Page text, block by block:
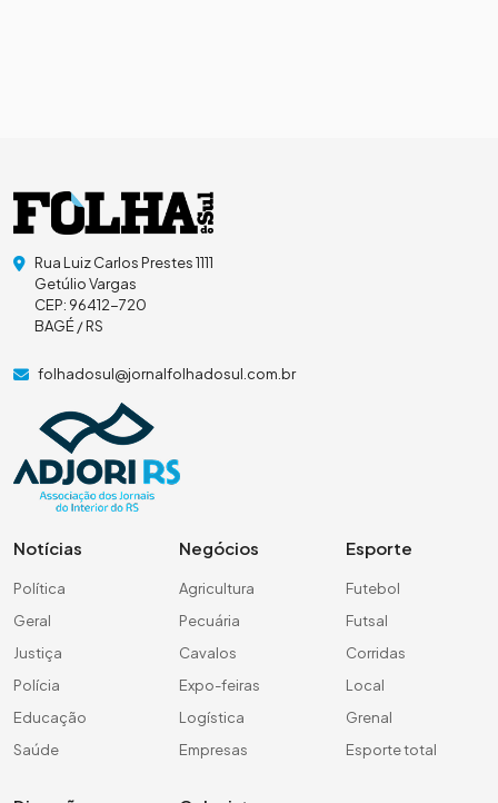
Rua Luiz Carlos Prestes 1111
Getúlio Vargas
CEP: 96412-720
BAGÉ / RS
folhadosul@jornalfolhadosul.com.br
Notícias
Política
Geral
Justiça
Polícia
Educação
Saúde
Negócios
Agricultura
Pecuária
Cavalos
Expo-feiras
Logística
Empresas
Esporte
Futebol
Futsal
Corridas
Local
Grenal
Esporte total